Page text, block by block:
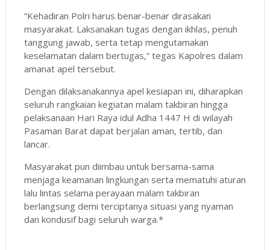
“Kehadiran Polri harus benar-benar dirasakan
masyarakat. Laksanakan tugas dengan ikhlas, penuh
tanggung jawab, serta tetap mengutamakan
keselamatan dalam bertugas,” tegas Kapolres dalam
amanat apel tersebut.
Dengan dilaksanakannya apel kesiapan ini, diharapkan
seluruh rangkaian kegiatan malam takbiran hingga
pelaksanaan Hari Raya idul Adha 1447 H di wilayah
Pasaman Barat dapat berjalan aman, tertib, dan
lancar.
Masyarakat pun diimbau untuk bersama-sama
menjaga keamanan lingkungan serta mematuhi aturan
lalu lintas selama perayaan malam takbiran
berlangsung demi terciptanya situasi yang nyaman
dan kondusif bagi seluruh warga.*